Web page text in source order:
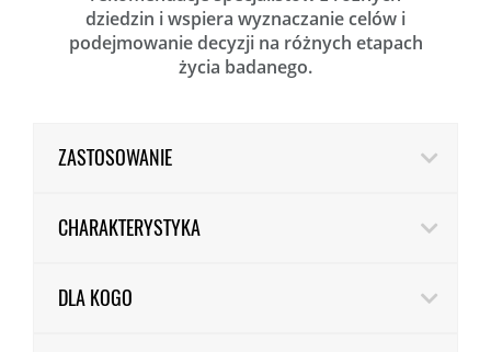
dziedzin i wspiera wyznaczanie celów i
podejmowanie decyzji na różnych etapach
życia badanego.
ZASTOSOWANIE
CHARAKTERYSTYKA
DLA KOGO